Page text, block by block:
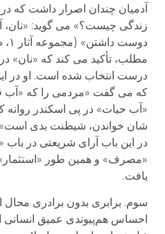
آدمیان چندان اصرار داشت که
زندگی چیست؟» می گوید: «نان،
مطلب، تأکید می کند که «نان» در
درست انتخاب شده است. او در
که می گفت «مردمی را که «آب
«آب حیات» در پی اسکندر
در این باب آرای شریعتی در باب
«مصرف» و همین طور «استثمار»
یافت.
سوم. برابری بدون برادری محال
احساس هم‌پیوندی عمیق